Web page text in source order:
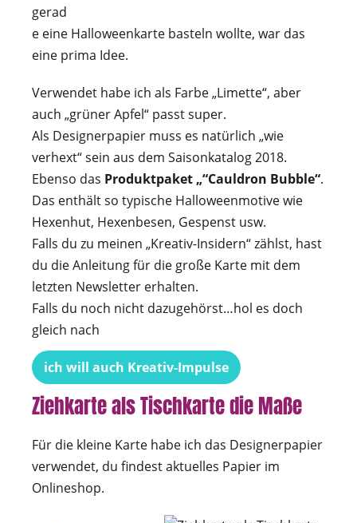
gerad
e eine Halloweenkarte basteln wollte, war das
eine prima Idee.
Verwendet habe ich als Farbe „Limette“, aber
auch „grüner Apfel“ passt super.
Als Designerpapier muss es natürlich „wie
verhext“ sein aus dem Saisonkatalog 2018.
Ebenso das Produktpaket „“Cauldron Bubble“.
Das enthält so typische Halloweenmotive wie
Hexenhut, Hexenbesen, Gespenst usw.
Falls du zu meinen „Kreativ-Insidern“ zählst, hast
du die Anleitung für die große Karte mit dem
letzten Newsletter erhalten.
Falls du noch nicht dazugehörst…hol es doch
gleich nach
ich will auch Kreativ-Impulse
Ziehkarte als Tischkarte die Maße
Für die kleine Karte habe ich das Designerpapier
verwendet, du findest aktuelles Papier im
Onlineshop.